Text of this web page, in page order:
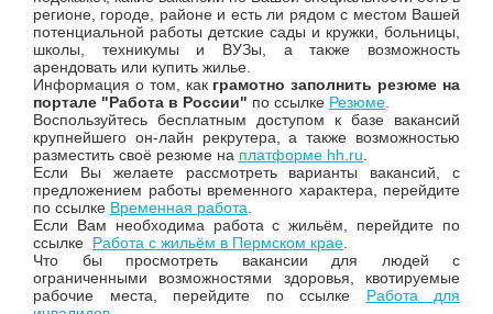
регионе, городе, районе и есть ли рядом с местом Вашей
потенциальной работы детские сады и кружки, больницы,
школы, техникумы и ВУЗы, а также возможность
арендовать или купить жилье.
Информация о том, как грамотно заполнить резюме на
портале "Работа в России" по ссылке Резюме.
Воспользуйтесь бесплатным доступом к базе вакансий
крупнейшего он-лайн рекрутера, а также возможностью
разместить своё резюме на платформе hh.ru.
Если Вы желаете рассмотреть варианты вакансий, с
предложением работы временного характера, перейдите
по ссылке Временная работа.
Если Вам необходима работа с жильём, перейдите по
ссылке Работа с жильём в Пермском крае.
Что бы просмотреть вакансии для людей с
ограниченными возможностями здоровья, квотируемые
рабочие места, перейдите по ссылке Работа для